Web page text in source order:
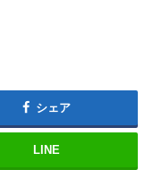
シェア
LINE